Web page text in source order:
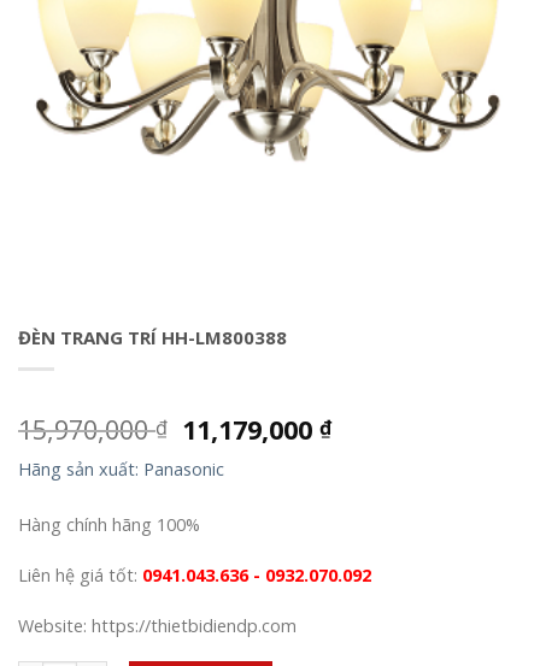
ĐÈN TRANG TRÍ HH-LM800388
15,970,000₫ 11,179,000₫
Hãng sản xuất: Panasonic
Hàng chính hãng 100%
Liên hệ giá tốt: 0941.043.636 - 0932.070.092
Website: https://thietbidiendp.com